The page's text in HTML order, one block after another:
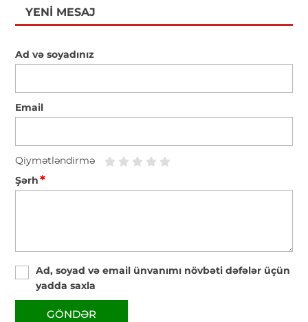
YENI MESAJ
Ad və soyadınız
Email
Qiymətləndirmə
Şərh*
Ad, soyad və email ünvanımı növbəti dəfələr üçün
yadda saxla
GÖNDƏR